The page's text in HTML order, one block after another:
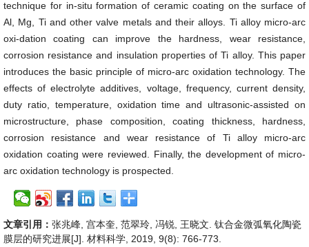
technique for in-situ formation of ceramic coating on the surface of
Al, Mg, Ti and other valve metals and their alloys. Ti alloy micro-arc
oxi-dation coating can improve the hardness, wear resistance,
corrosion resistance and insulation properties of Ti alloy. This paper
introduces the basic principle of micro-arc oxidation technology. The
effects of electrolyte additives, voltage, frequency, current density,
duty ratio, temperature, oxidation time and ultrasonic-assisted on
microstructure, phase composition, coating thickness, hardness,
corrosion resistance and wear resistance of Ti alloy micro-arc
oxidation coating were reviewed. Finally, the development of micro-
arc oxidation technology is prospected.
文章引用： 张兆峰, 宫本奎, 范翠玲, 冯锐, 王晓文. 钛合金微弧氧化陶瓷
膜层的研究进展[J]. 材料科学, 2019, 9(8): 766-773.